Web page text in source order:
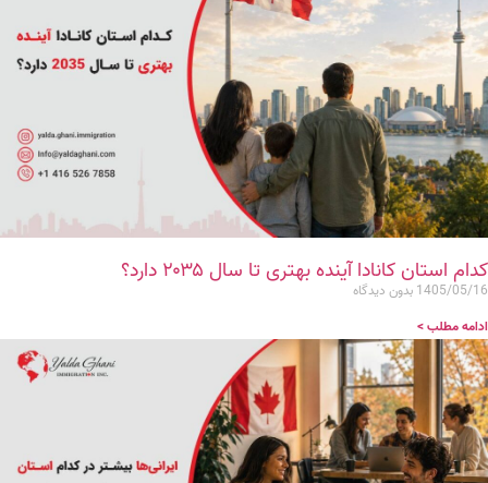
کدام استان کانادا آینده بهتری تا سال ۲۰۳۵ دارد؟
1405/05/16 بدون دیدگاه
ادامه مطلب >